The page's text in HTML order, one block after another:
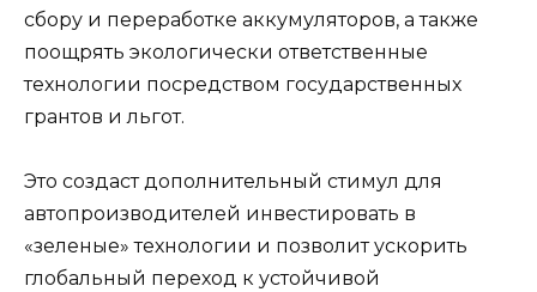
сбору и переработке аккумуляторов, а также
поощрять экологически ответственные
технологии посредством государственных
грантов и льгот.
Это создаст дополнительный стимул для
автопроизводителей инвестировать в
«зеленые» технологии и позволит ускорить
глобальный переход к устойчивой